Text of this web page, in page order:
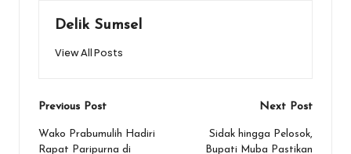
o
A
Delik Sumsel
View All Posts
Post
navigation
Previous Post
Wako Prabumulih Hadiri
Rapat Paripurna di
Next Post
Sidak hingga Pelosok,
Bupati Muba Pastikan